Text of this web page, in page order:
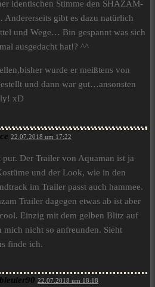
identischen Stimme den SHAZAM-
gibt es dazu natürlich
und Wege… Bin gespannt was sich
ausgedacht hat!? ^^
wurde er meißtens von
und dann war gut…ansonsten
xD
22.07.2018 um 17:22
pur. Der Trailer von Aquaman ist ja
und der Look, wie in den
im Trailer passt auch hammee.
Trailer dagegen etwas ab ist aber
Einzig mit dem gelben Blitz auf
mich nicht so anfreunden. Sieht
finde ich.
22.07.2018 um 18:18